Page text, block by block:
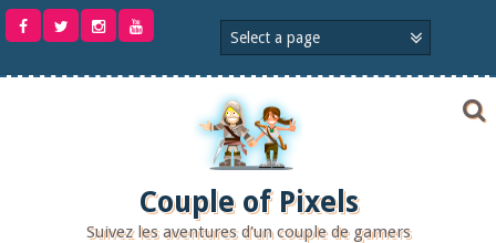
Aller
Couple of Pixels
Suivez les aventures d'un couple de gamers